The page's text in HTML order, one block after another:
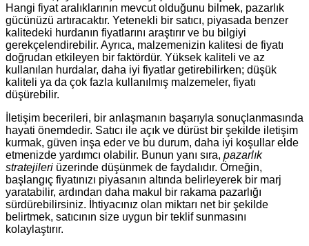
Hangi fiyat aralıklarının mevcut olduğunu bilmek, pazarlık
gücünüzü artıracaktır. Yetenekli bir satıcı, piyasada benzer
kalitedeki hurdanın fiyatlarını araştırır ve bu bilgiyi
gerekçelendirebilir. Ayrıca, malzemenizin kalitesi de fiyatı
doğrudan etkileyen bir faktördür. Yüksek kaliteli ve az
kullanılan hurdalar, daha iyi fiyatlar getirebilirken; düşük
kaliteli ya da çok fazla kullanılmış malzemeler, fiyatı
düşürebilir.
İletişim becerileri, bir anlaşmanın başarıyla sonuçlanmasında
hayati önemdedir. Satıcı ile açık ve dürüst bir şekilde iletişim
kurmak, güven inşa eder ve bu durum, daha iyi koşullar elde
etmenizde yardımcı olabilir. Bunun yanı sıra, pazarlık
stratejileri üzerinde düşünmek de faydalıdır. Örneğin,
başlangıç fiyatınızı piyasanın altında belirleyerek bir marj
yaratabilir, ardından daha makul bir rakama pazarlığı
sürdürebilirsiniz. İhtiyacınız olan miktarı net bir şekilde
belirtmek, satıcının size uygun bir teklif sunmasını
kolaylaştırır.